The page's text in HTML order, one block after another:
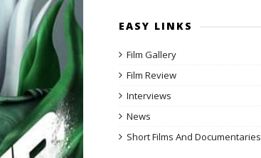
EASY LINKS
Film Gallery
Film Review
Interviews
News
Short Films And Documentaries